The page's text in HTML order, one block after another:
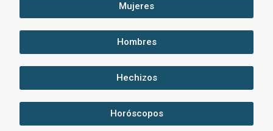
Mujeres
Hombres
Hechizos
Horóscopos